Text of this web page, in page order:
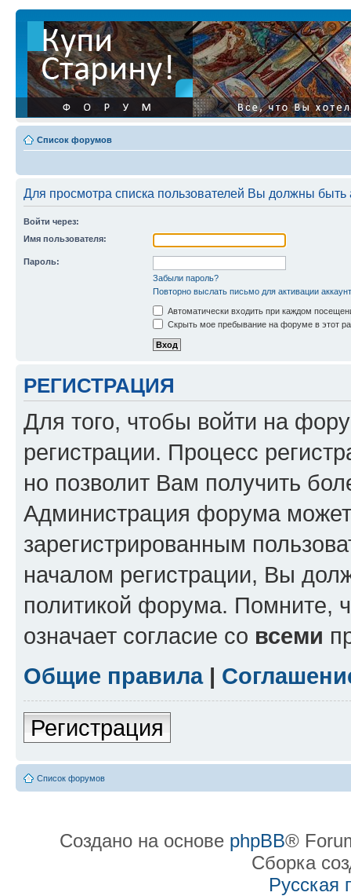
Список форумов
Для просмотра списка пользователей Вы должны быть
Войти через:
Имя пользователя:
Пароль:
Забыли пароль?
Повторно выслать письмо для активации
Автоматически входить при каждом
Скрыть мое пребывание на форуме в этот
РЕГИСТРАЦИЯ
Для того, чтобы войти на
регистрации. Процесс
но позволит Вам получить
Администрация форума может
зарегистрированным
началом регистрации, Вы
политикой форума. Помните,
означает согласие со всеми
Общие правила|
Регистрация
Список форумов
Создано на основе phpBB®
Сборка
Русская